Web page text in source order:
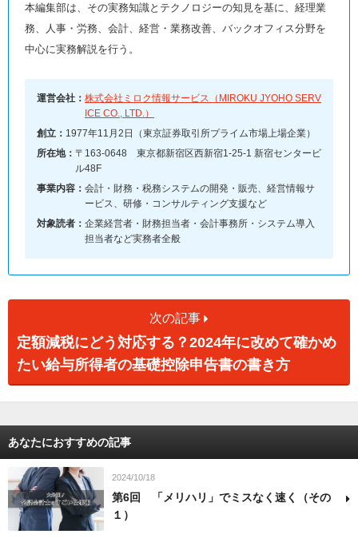
本編集部は、その実務知識とテクノロジーの知見を基に、経理業
務、人事・労務、会計、経営・業務改善、バックオフィス分野を
中心に実務解説を行う。
運営会社： 株式会社ミロク情報サービス（MIROKU JYOHO SERV
ICE CO., LTD.）
創立： 1977年11月2日（東京証券取引所プライム市場上場企業）
所在地： 〒163-0648 東京都新宿区西新宿1-25-1 新宿センタービ
ル48F
事業内容： 会計・財務・税務システムの開発・販売、経営情報サ
ービス、研修・コンサルティング支援など
対象読者： 企業経営者・財務担当者・会計事務所・システム導入
担当者など実務者全般
次の記事
定額減税にどう対応する？2024年に改めて確かめ
たい給与所得者の基礎控除申告書の書き方
あなたにおすすめの記事
2024/10/18
第6回 「メリハリ」でミスなく速く（その
１）